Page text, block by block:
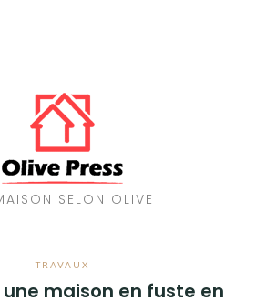
SELON OLIVE
TRAVAUX
maison en fuste en